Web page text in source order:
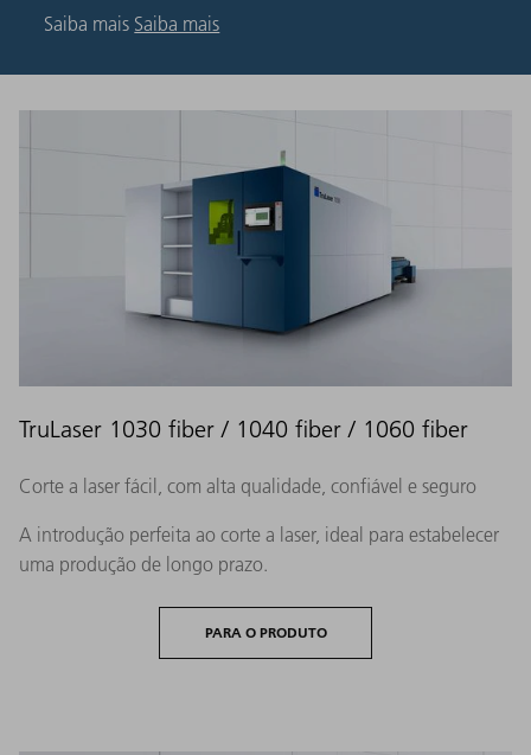
Saiba mais Saiba mais
TruLaser 1030 fiber / 1040 fiber / 1060 fiber
Corte a laser fácil, com alta qualidade, confiável e seguro
A introdução perfeita ao corte a laser, ideal para estabelecer
uma produção de longo prazo.
PARA O PRODUTO